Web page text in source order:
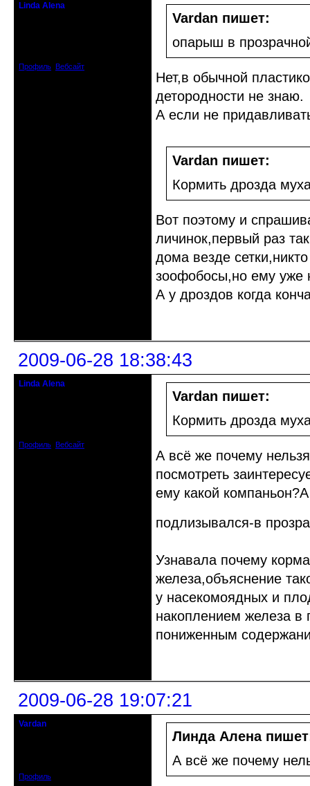
Linda Alena
Профиль Вебсайт
Vardan пишет:
опарыш в
Нет,в обычной
детородности не знаю.
А если не
Vardan пишет:
Кормить дрозда
Вот поэтому и
личинок,первый раз
дома везде
зоофобосы,но ему уже
А у дроздов когда
2009-06-28 18:38:43
Linda Alena
Профиль Вебсайт
Vardan пишет:
Кормить дрозда
А всё же почему
посмотреть
ему какой
подлизывался-в
Узнавала почему
железа,объяснение
у насекомоядных и
накоплением железа в
пониженным
2009-06-28 19:07:21
Vardan
Профиль
Линда Алена
А всё же почему